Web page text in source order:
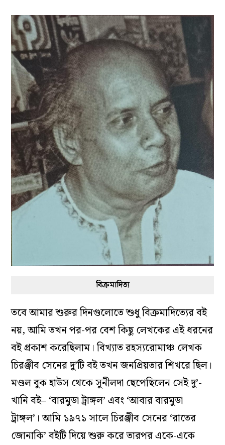
বিক্রমাদিত্য
তবে আমার শুরুর দিনগুলোতে শুধু বিক্রমাদিত্যের বই
নয়, আমি তখন পর-পর বেশ কিছু লেখকের এই ধরনের
বই প্রকাশ করেছিলাম। বিখ্যাত রহস্যরোমাঞ্চ লেখক
চিরঞ্জীব সেনের দু’টি বই তখন জনপ্রিয়তার শিখরে ছিল।
মণ্ডল বুক হাউস থেকে সুনীলদা ছেপেছিলেন সেই দু’-
খানি বই– ‘বারমুডা ট্রাঙ্গল’ এবং ‘আবার বারমুডা
ট্রাঙ্গল’। আমি ১৯৭১ সালে চিরঞ্জীব সেনের ‘রাতের
জোনাকি’ বইটি দিয়ে শুরু করে তারপর একে-একে